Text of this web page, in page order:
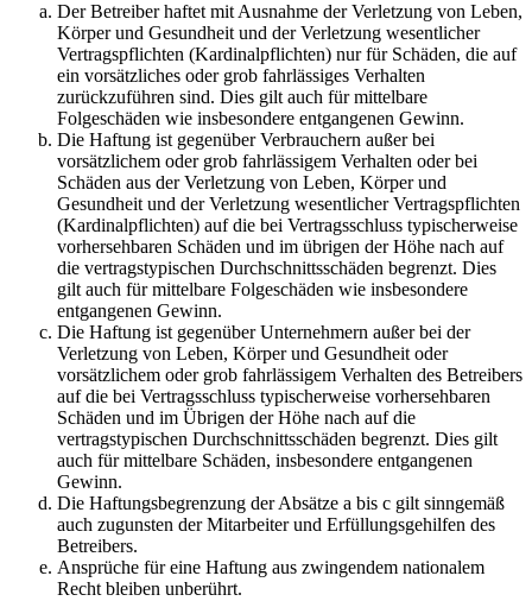
Der Betreiber haftet mit Ausnahme der Verletzung von Leben,
Körper und Gesundheit und der Verletzung wesentlicher
Vertragspflichten (Kardinalpflichten) nur für Schäden, die auf
ein vorsätzliches oder grob fahrlässiges Verhalten
zurückzuführen sind. Dies gilt auch für mittelbare
Folgeschäden wie insbesondere entgangenen Gewinn.
Die Haftung ist gegenüber Verbrauchern außer bei
vorsätzlichem oder grob fahrlässigem Verhalten oder bei
Schäden aus der Verletzung von Leben, Körper und
Gesundheit und der Verletzung wesentlicher Vertragspflichten
(Kardinalpflichten) auf die bei Vertragsschluss typischerweise
vorhersehbaren Schäden und im übrigen der Höhe nach auf
die vertragstypischen Durchschnittsschäden begrenzt. Dies
gilt auch für mittelbare Folgeschäden wie insbesondere
entgangenen Gewinn.
Die Haftung ist gegenüber Unternehmern außer bei der
Verletzung von Leben, Körper und Gesundheit oder
vorsätzlichem oder grob fahrlässigem Verhalten des Betreibers
auf die bei Vertragsschluss typischerweise vorhersehbaren
Schäden und im Übrigen der Höhe nach auf die
vertragstypischen Durchschnittsschäden begrenzt. Dies gilt
auch für mittelbare Schäden, insbesondere entgangenen
Gewinn.
Die Haftungsbegrenzung der Absätze a bis c gilt sinngemäß
auch zugunsten der Mitarbeiter und Erfüllungsgehilfen des
Betreibers.
Ansprüche für eine Haftung aus zwingendem nationalem
Recht bleiben unberührt.